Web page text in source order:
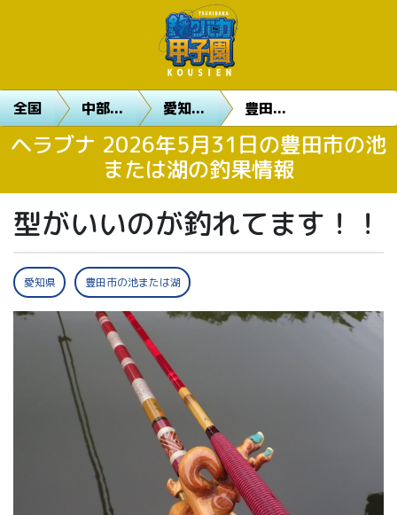
全国 中部... 愛知... 豊田...
ヘラブナ 2026年5月31日の豊田市の池
または湖の釣果情報
型がいいのが釣れてます！！
愛知県 豊田市の池または湖